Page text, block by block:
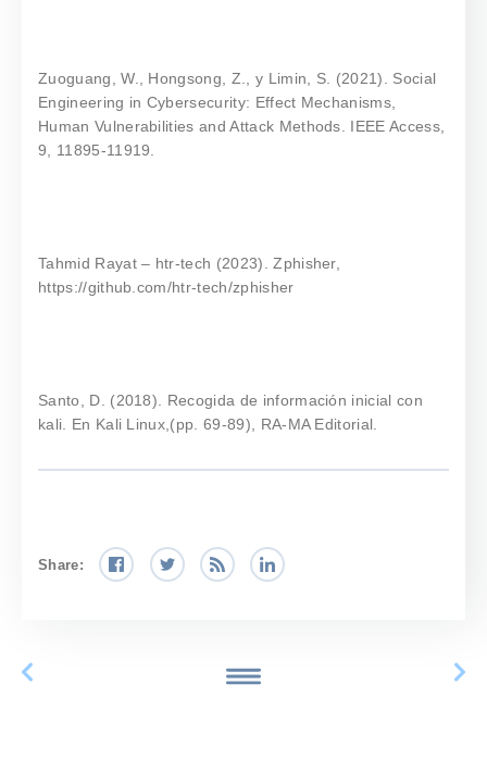
Zuoguang, W., Hongsong, Z., y Limin, S. (2021). Social
Engineering in Cybersecurity: Effect Mechanisms,
Human Vulnerabilities and Attack Methods. IEEE Access,
9, 11895-11919.
Tahmid Rayat – htr-tech (2023). Zphisher,
https://github.com/htr-tech/zphisher
Santo, D. (2018). Recogida de información inicial con
kali. En Kali Linux,(pp. 69-89), RA-MA Editorial.
Share: